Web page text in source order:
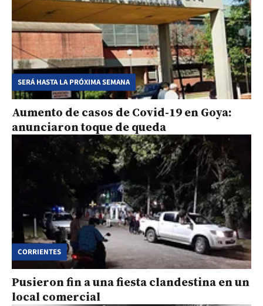
SERÁ HASTA LA PRÓXIMA SEMANA
Aumento de casos de Covid-19 en Goya:
anunciaron toque de queda
CORRIENTES
Pusieron fin a una fiesta clandestina en un
local comercial